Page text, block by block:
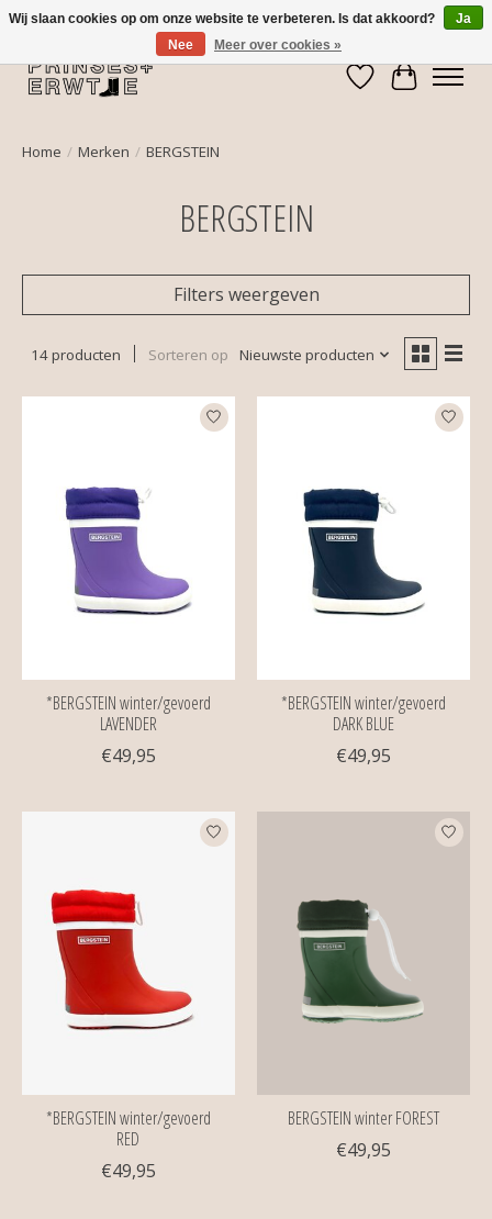
Verlanglijst
Home / Merken / BERGSTEIN
BERGSTEIN
Filters weergeven
14 producten Sorteren op Nieuwste producten
*BERGSTEIN winter/gevoerd
LAVENDER
€49,95
*BERGSTEIN winter/gevoerd
DARK BLUE
€49,95
*BERGSTEIN winter/gevoerd
RED
€49,95
BERGSTEIN winter FOREST
€49,95
Wij slaan cookies op om onze website te verbeteren. Is dat akkoord?
Ja
Nee
Meer over cookies »